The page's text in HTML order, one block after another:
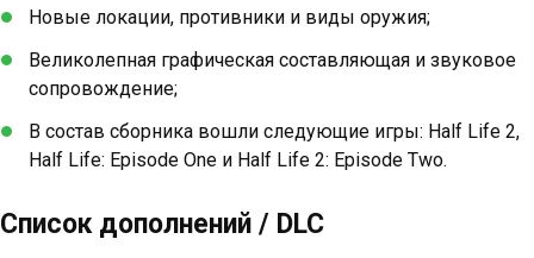
Новые локации, противники и виды оружия;
Великолепная графическая составляющая и звуковое
сопровождение;
В состав сборника вошли следующие игры: Half Life 2,
Half Life: Episode One и Half Life 2: Episode Two.
Список дополнений / DLC